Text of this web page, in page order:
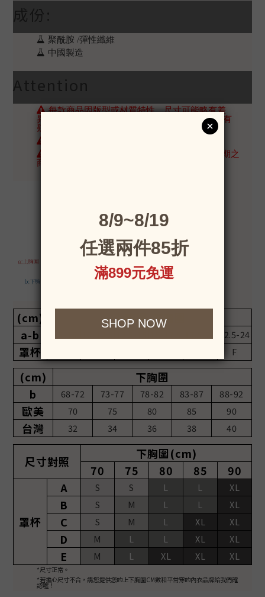
成份:
聚酰胺 /彈性纖維
中國製造
Attention
每款商品因版型或材質特性，尺寸可能略有差
異，請確認商品詳情的「平舖公分數」若對尺寸有
疑問歡迎洽詢客服協助。
已拆封的內衣褲因衛生考量不適用於7天鑑賞期之
商品，無法提供退換貨。
(cm)
上胸圍-下胸圍
a-b
22.5-24
罩杯 F
(cm)
下胸圍
b
68-72 73-77 78-82 83-87 88-92
歐美 70 75 80 85 90
台灣 32 34 36 38 40
尺寸對照
下胸圍(cm)
70
75 80 85 90
罩杯
A S S L L XL
B S M L L XL
C S M L XL XL
D M L L XL XL
E M L XL XL XL
*尺寸正常。
*若擔心尺寸不合，請您提供您的上下胸圍CM數和平常穿的內衣品牌給我們確
認喔！